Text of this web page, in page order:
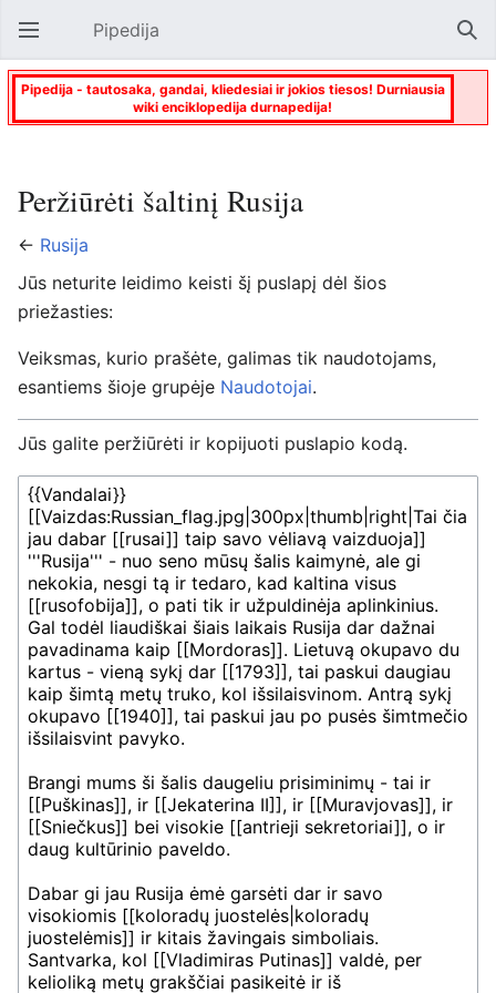
Atverti pagrindinį meniu Pipedija
Pipedija - tautosaka, gandai, kliedesiai ir jokios tiesos! Durniausia
wiki enciklopedija durnapedija!
Peržiūrėti šaltinį Rusija
← Rusija
Jūs neturite leidimo keisti šį puslapį dėl šios
priežasties:
Veiksmas, kurio prašėte, galimas tik naudotojams,
esantiems šioje grupėje Naudotojai.
Jūs galite peržiūrėti ir kopijuoti puslapio kodą.